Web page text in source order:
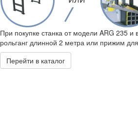
При покупке станка от модели ARG 235
рольганг длинной 2 метра или прижим
Перейти в каталог